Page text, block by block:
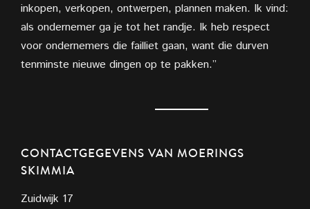
inkopen, verkopen, ontwerpen, plannen maken. Ik vind:
als ondernemer ga je tot het randje. Ik heb respect
voor ondernemers die failliet gaan, want die durven
tenminste nieuwe dingen op te pakken.”
CONTACTGEGEVENS VAN MOERINGS
SKIMMIA
Zuidwijk 17